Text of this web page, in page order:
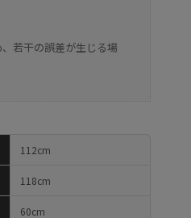
若干の誤差が生じる場
112cm
118cm
60cm